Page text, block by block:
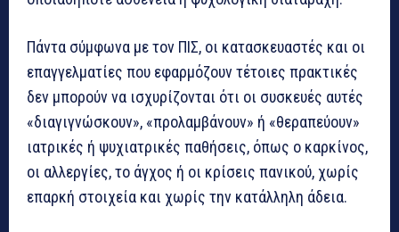
Πάντα σύμφωνα με τον ΠΙΣ, οι κατασκευαστές και οι
επαγγελματίες που εφαρμόζουν τέτοιες πρακτικές
δεν μπορούν να ισχυρίζονται ότι οι συσκευές αυτές
«διαγιγνώσκουν», «προλαμβάνουν» ή «θεραπεύουν»
ιατρικές ή ψυχιατρικές παθήσεις, όπως ο καρκίνος,
οι αλλεργίες, το άγχος ή οι κρίσεις πανικού, χωρίς
επαρκή στοιχεία και χωρίς την κατάλληλη άδεια.